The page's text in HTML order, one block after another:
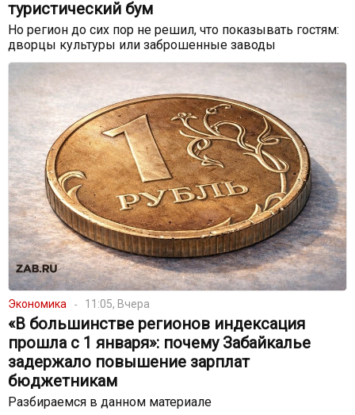
туристический бум
Но регион до сих пор не решил, что показывать гостям:
дворцы культуры или заброшенные заводы
Экономика 11:05, Вчера
«В большинстве регионов индексация
прошла с 1 января»: почему Забайкалье
задержало повышение зарплат
бюджетникам
Разбираемся в данном материале